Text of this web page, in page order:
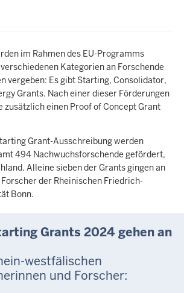
im Rahmen des EU-Programms
Kategorien an Forschende
vergeben: Es gibt Starting, Consolidator,
Grants. Nach einer dieser Förderungen
zusätzlich einen Proof of Concept Grant
Grant-Ausschreibung werden
494 Nachwuchsforschende gefördert,
Alleine sieben der Grants gingen an
der Rheinischen Friedrich-
Bonn.
Grants 2024 gehen an
westfälischen
und Forscher: